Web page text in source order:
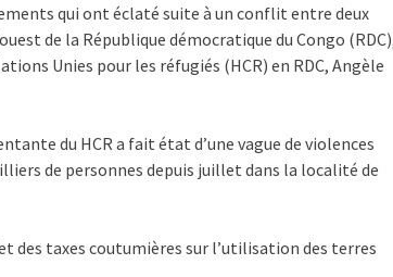
qui ont éclaté suite à un conflit entre deux
de la République démocratique du Congo
Unies pour les réfugiés (HCR) en RDC, Angèle
du HCR a fait état d’une vague de violences
de personnes depuis juillet dans la localité de
des taxes coutumières sur l’utilisation des terres